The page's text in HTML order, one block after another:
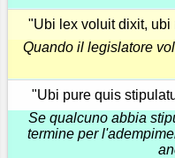
"Ubi lex voluit dixit, ubi
Quando il legislatore
"Ubi pure quis
Se qualcuno abbia
termine per